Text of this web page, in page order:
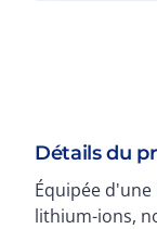
Détails du
Équipée
lithium-ions,
profondeur.
oscillant, la